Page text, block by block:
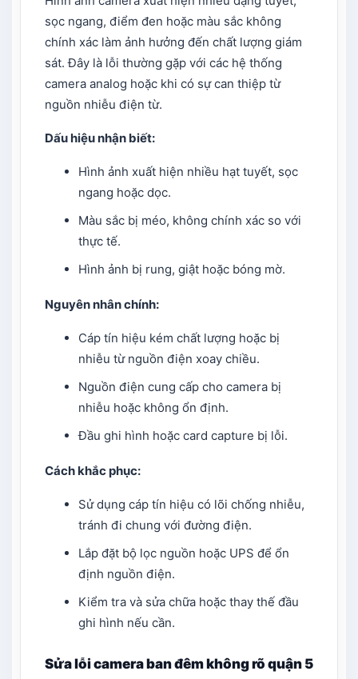
sọc ngang, điểm đen hoặc màu sắc không
chính xác làm ảnh hưởng đến chất lượng giám
sát. Đây là lỗi thường gặp với các hệ thống
camera analog hoặc khi có sự can thiệp từ
nguồn nhiễu điện từ.
Dấu hiệu nhận biết:
Hình ảnh xuất hiện nhiều hạt tuyết, sọc
ngang hoặc dọc.
Màu sắc bị méo, không chính xác so với
thực tế.
Hình ảnh bị rung, giật hoặc bóng mờ.
Nguyên nhân chính:
Cáp tín hiệu kém chất lượng hoặc bị
nhiễu từ nguồn điện xoay chiều.
Nguồn điện cung cấp cho camera bị
nhiễu hoặc không ổn định.
Đầu ghi hình hoặc card capture bị lỗi.
Cách khắc phục:
Sử dụng cáp tín hiệu có lõi chống nhiễu,
tránh đi chung với đường điện.
Lắp đặt bộ lọc nguồn hoặc UPS để ổn
định nguồn điện.
Kiểm tra và sửa chữa hoặc thay thế đầu
ghi hình nếu cần.
Sửa lỗi camera ban đêm không rõ quận 5